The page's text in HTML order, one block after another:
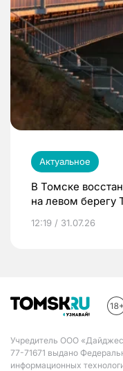
Актуальное
В Томске
на левом берегу
12:19 / 31.07.26
Учредитель ООО
77-71671 выдано
информационных